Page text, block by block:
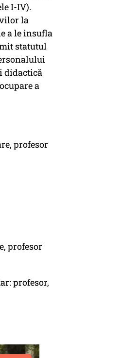
I-IV).
la
a le insufla
statutul
didactică
a
profesor
profesor
profesor,